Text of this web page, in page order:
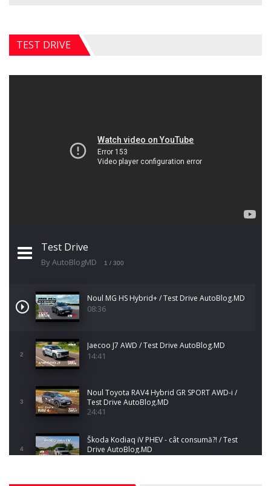
TEST DRIVE
Test Drive
By AutoBlogMD 1 / 300
Noul MG HS Hybrid+ / Test Drive AutoBlog.MD
08:36
2
Jaecoo J7 AWD / Test Drive AutoBlog.MD
14:41
3
Noul Toyota RAV4 Hybrid GR SPORT AWD-i /
Test Drive AutoBlog.MD
24:41
4
Škoda Kodiaq iV PHEV - cât consumă?! / Test
Drive AutoBlog.MD
10:34